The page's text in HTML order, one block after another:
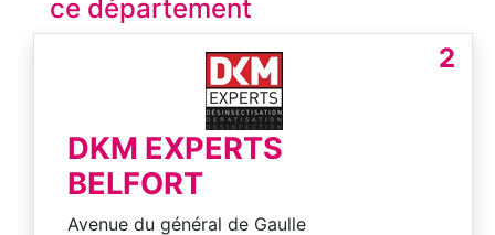
ce département
2
DKM EXPERTS
BELFORT
Avenue du général de Gaulle